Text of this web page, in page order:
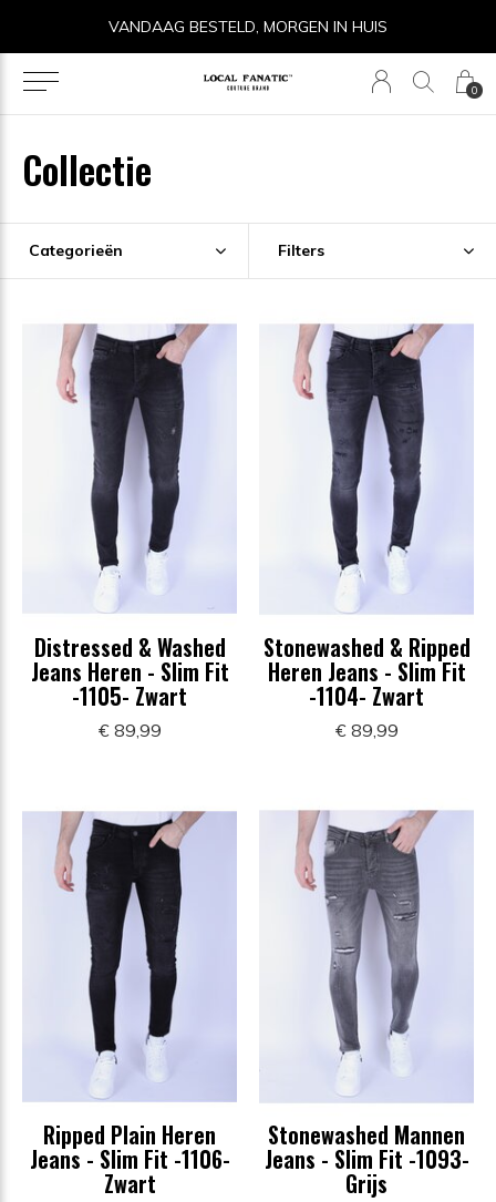
0
VANDAAG BESTELD, MORGEN IN HUIS
Collectie
Categorieën Filters
Distressed & Washed
Jeans Heren - Slim Fit
-1105- Zwart
€ 89,99
Stonewashed & Ripped
Heren Jeans - Slim Fit
-1104- Zwart
€ 89,99
Ripped Plain Heren
Jeans - Slim Fit -1106-
Zwart
Stonewashed Mannen
Jeans - Slim Fit -1093-
Grijs